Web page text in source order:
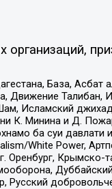
База, Асбат
Движение Талибан,
Исламский
К. Минина и Д.
ба суи давлати
White Power,
Оренбург, Крымско-
Русский